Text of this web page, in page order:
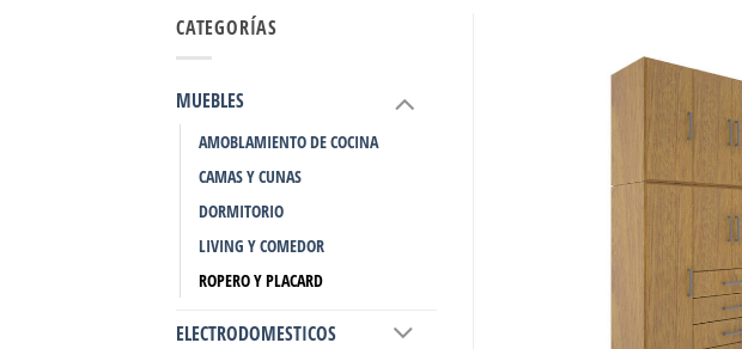
CATEGORÍAS
MUEBLES
AMOBLAMIENTO DE COCINA
CAMAS Y CUNAS
DORMITORIO
LIVING Y COMEDOR
ROPERO Y PLACARD
ELECTRODOMESTICOS